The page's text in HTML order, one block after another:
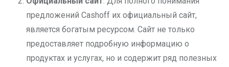
предложений Cashoff их официальный сайт,
является богатым ресурсом. Сайт не только
предоставляет подробную информацию о
продуктах и услугах, но и содержит ряд полезных